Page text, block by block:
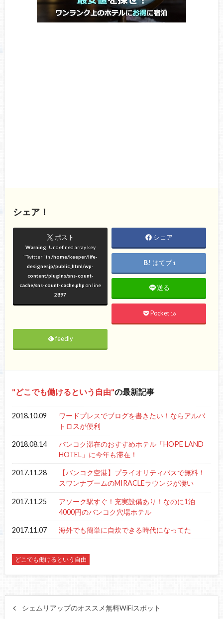
シェア！
ポスト
Warning: Undefined array key
"Twitter" in /home/keeper/life-
designer.jp/public_html/wp-
content/plugins/sns-count-
cache/sns-count-cache.php on line
2897
シェア
はてブ 1
送る
Pocket 16
feedly
どこでも働けるという自由 の最新記事
2018.10.09
ワードプレスでブログを書きたい！ならアルバ
トロスが便利
2018.08.14
バンコク滞在のおすすめホテル「HOPE LAND
HOTEL」に今年も滞在！
2017.11.28
【バンコク空港】プライオリティパスで無料！
スワンナプームのMIRACLEラウンジが凄い
2017.11.25
アソーク駅すぐ！充実設備あり！なのに1泊
4000円のバンコク穴場ホテル
2017.11.07 海外でも簡単に自炊できる時代になってた
どこでも働けるという自由
シェムリアップのオススメ無料WiFiスポット